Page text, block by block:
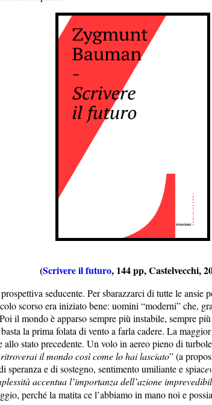
(Scrivere il futuro, 144 pp, Castelvecchi,
seducente. Per sbarazzarci di tutte le ansie
scorso era iniziato bene: uomini “moderni” che,
il mondo è apparso sempre più instabile, sempre
la prima folata di vento a farla cadere. La
allo stato precedente. Un volo in aereo pieno di
il mondo così come lo hai lasciato” (a
speranza e di sostegno, sentimento umiliante e spiac
accentua l’importanza dell’azione
perché la matita ce l’abbiamo in mano noi e